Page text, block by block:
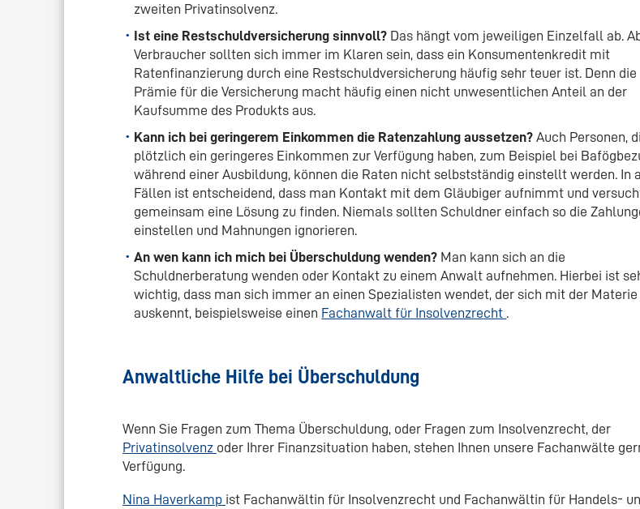
zweiten Privatinsolvenz.
Ist eine Restschuldversicherung sinnvoll? Das hängt vom jeweiligen Einzelfall ab.
Verbraucher sollten sich immer im Klaren sein, dass ein Konsumentenkredit mit
Ratenfinanzierung durch eine Restschuldversicherung häufig sehr teuer ist. Denn die
Prämie für die Versicherung macht häufig einen nicht unwesentlichen Anteil an der
Kaufsumme des Produkts aus.
Kann ich bei geringerem Einkommen die Ratenzahlung aussetzen? Auch Personen,
plötzlich ein geringeres Einkommen zur Verfügung haben, zum Beispiel bei
während einer Ausbildung, können die Raten nicht selbstständig einstellt werden. In
Fällen ist entscheidend, dass man Kontakt mit dem Gläubiger aufnimmt und
gemeinsam eine Lösung zu finden. Niemals sollten Schuldner einfach so die
einstellen und Mahnungen ignorieren.
An wen kann ich mich bei Überschuldung wenden? Man kann sich an die
Schuldnerberatung wenden oder Kontakt zu einem Anwalt aufnehmen. Hierbei ist
wichtig, dass man sich immer an einen Spezialisten wendet, der sich mit der Materie
auskennt, beispielsweise einen Fachanwalt für Insolvenzrecht .
Anwaltliche Hilfe bei Überschuldung
Wenn Sie Fragen zum Thema Überschuldung, oder Fragen zum Insolvenzrecht, der
Privatinsolvenz oder Ihrer Finanzsituation haben, stehen Ihnen unsere Fachanwälte
Verfügung.
Nina Haverkamp ist Fachanwältin für Insolvenzrecht und Fachanwältin für Handels-